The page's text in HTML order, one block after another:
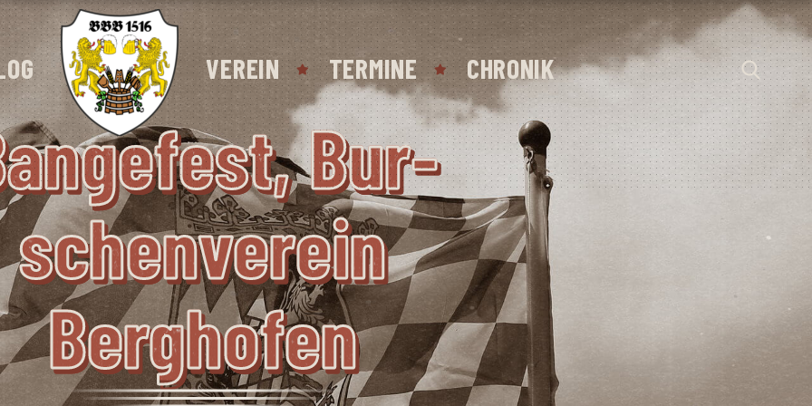
VEREIN TERMINE CHRONIK
Bur­
Schen­ver­ein
Berghofen